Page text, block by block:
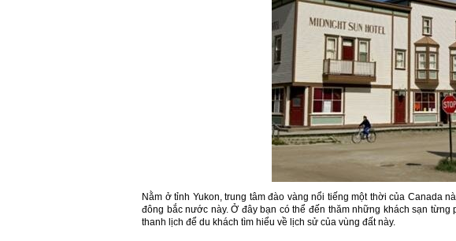
Nằm ở tỉnh Yukon, trung tâm đào vàng nổi tiếng một thời của Canada
đông bắc nước này. Ở đây bạn có thể đến thăm những khách sạn
thanh lịch để du khách tìm hiểu về lịch sử của vùng đất này.